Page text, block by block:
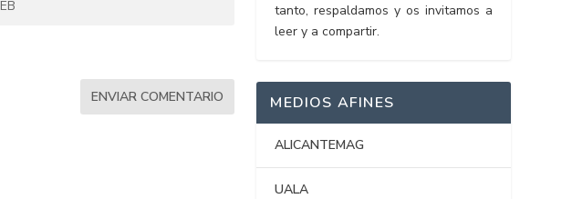
tanto, respaldamos y os invitamos a
leer y a compartir.
MEDIOS AFINES
ALICANTEMAG
UALA